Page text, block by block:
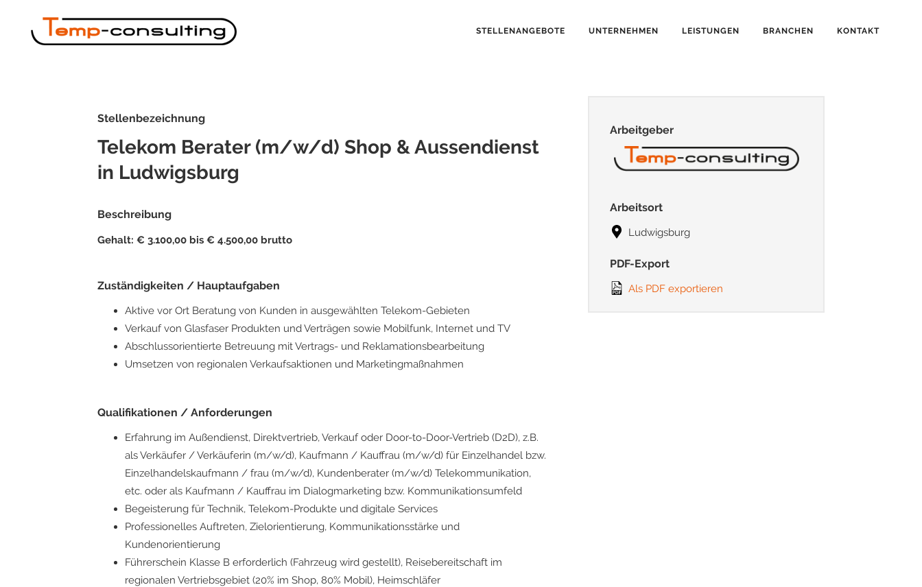
STELLENANGEBOTE UNTERNEHMEN LEISTUNGEN BRANCHEN KONTAKT
Stellenbezeichnung
Telekom Berater (m/w/d) Shop & Aussendienst
in Ludwigsburg
Beschreibung
Gehalt: € 3.100,00 bis € 4.500,00 brutto
Zuständigkeiten / Hauptaufgaben
Aktive vor Ort Beratung von Kunden in ausgewählten Telekom-Gebieten
Verkauf von Glasfaser Produkten und Verträgen sowie Mobilfunk, Internet und TV
Abschlussorientierte Betreuung mit Vertrags- und Reklamationsbearbeitung
Umsetzen von regionalen Verkaufsaktionen und Marketingmaßnahmen
Qualifikationen / Anforderungen
Erfahrung im Außendienst, Direktvertrieb, Verkauf oder Door-to-Door-Vertrieb (D2D), z.B.
als Verkäufer / Verkäuferin (m/w/d), Kaufmann / Kauffrau (m/w/d) für Einzelhandel bzw.
Einzelhandelskaufmann / frau (m/w/d), Kundenberater (m/w/d) Telekommunikation,
etc. oder als Kaufmann / Kauffrau im Dialogmarketing bzw. Kommunikationsumfeld
Begeisterung für Technik, Telekom-Produkte und digitale Services
Professionelles Auftreten, Zielorientierung, Kommunikationsstärke und
Kundenorientierung
Führerschein Klasse B erforderlich (Fahrzeug wird gestellt), Reisebereitschaft im
regionalen Vertriebsgebiet (20% im Shop, 80% Mobil), Heimschläfer
Arbeitgeber
Arbeitsort
Ludwigsburg
PDF-Export
Als PDF exportieren